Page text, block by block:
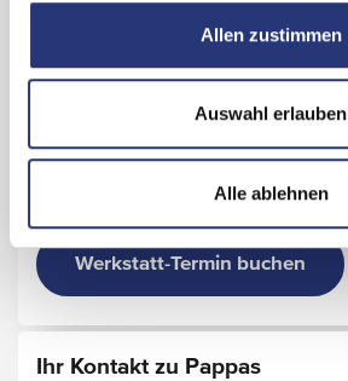
Allen zustimmen
Auswahl erlauben
Alle ablehnen
Details zum Standort
Werkstatt-Termin buchen
Ihr Kontakt zu Pappas